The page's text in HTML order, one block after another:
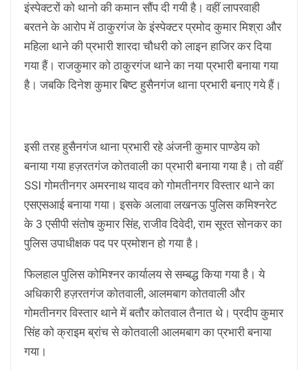
इंस्पेक्टरों को थानो की कमान सौंप दी गयी है। वहीं लापरवाही
बरतने के आरोप में ठाकुरगंज के इंस्पेक्टर प्रमोद कुमार मिश्रा और
महिला थाने की प्रभारी शारदा चौधरी को लाइन हाजिर कर दिया
गया हैं। राजकुमार को ठाकुरगंज थाने का नया प्रभारी बनाया गया
है। जबकि दिनेश कुमार बिष्ट हुसैनगंज थाना प्रभारी बनाए गये हैं।
इसी तरह हुसैनगंज थाना प्रभारी रहे अंजनी कुमार पाण्डेय को
बनाया गया हज़रतगंज कोतवाली का प्रभारी बनाया गया है। तो वहीं
SSI गोमतीनगर अमरनाथ यादव को गोमतीनगर विस्तार थाने का
एसएसआई बनाया गया। इसके अलावा लखनऊ पुलिस कमिश्नरेट
के 3 एसीपी संतोष कुमार सिंह, राजीव दिवेदी, राम सूरत सोनकर का
पुलिस उपाधीक्षक पद पर प्रमोशन हो गया है।
फिलहाल पुलिस कोमिश्नर कार्यालय से सम्बद्ध किया गया है। ये
अधिकारी हज़रतगंज कोतवाली, आलमबाग कोतवाली और
गोमतीनगर विस्तार थाने में बतौर कोतवाल तैनात थे। प्रदीप कुमार
सिंह को क्राइम ब्रांच से कोतवाली आलमबाग का प्रभारी बनाया
गया।